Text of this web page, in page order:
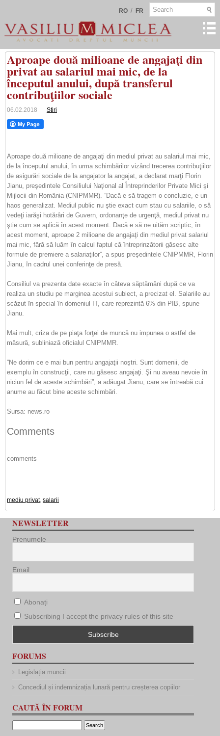
RO / FR
Aproape două milioane de angajaţi din
privat au salariul mai mic, de la
începutul anului, după transferul
contribuţiilor sociale
06.02.2018 Stiri
Aproape două milioane de angajaţi din mediul privat au salariul mai mic,
de la începutul anului, în urma schimbărilor vizând trecerea contribuţiilor
de asigurări sociale de la angajator la angajat, a declarat marţi Florin
Jianu, preşedintele Consiliului Naţional al Întreprinderilor Private Mici şi
Mijlocii din România (CNIPMMR). ”Dacă e să tragem o concluzie, e un
haos generalizat. Mediul public nu ştie exact cum stau cu salariile, o să
vedeţi iarăşi hotărâri de Guvern, ordonanţe de urgenţă, mediul privat nu
ştie cum se aplică în acest moment. Dacă e să ne uităm scriptic, în
acest moment, aproape 2 milioane de angajaţi din mediul privat salariul
mai mic, fără să luăm în calcul faptul că întreprinzătorii găsesc alte
formule de premiere a salariaţilor”, a spus preşedintele CNIPMMR, Florin
Jianu, în cadrul unei conferinţe de presă.
Consiliul va prezenta date exacte în câteva săptămâni după ce va
realiza un studiu pe marginea acestui subiect, a precizat el. Salariile au
scăzut în special în domeniul IT, care reprezintă 6% din PIB, spune
Jianu.
Mai mult, criza de pe piaţa forţei de muncă nu impunea o astfel de
măsură, subliniază oficialul CNIPMMR.
”Ne dorim ce e mai bun pentru angajaţii noştri. Sunt domenii, de
exemplu în construcţii, care nu găsesc angajaţi. Şi nu aveau nevoie în
niciun fel de aceste schimbări”, a adăugat Jianu, care se întreabă cui
anume au făcut bine aceste schimbări.
Sursa: news.ro
Comments
comments
mediu privat, salarii
NEWSLETTER
Prenumele
Email
Abonați
Subscribing I accept the privacy rules of this site
FORUMS
Legislația muncii
Concediul și indemnizația lunară pentru creșterea copiilor
CAUTĂ ÎN FORUM